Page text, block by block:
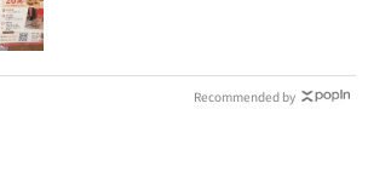
Recommended by